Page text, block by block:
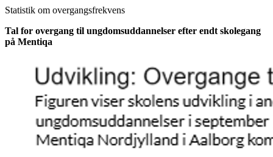
Statistik om overgangsfrekvens
Tal for overgang til ungdomsuddannelser efter endt skolegang
på Mentiqa